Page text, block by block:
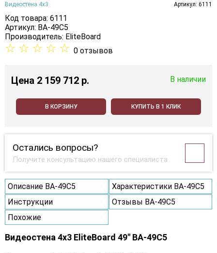
Видеостена 4х3 Артикул: 6111
Код товара: 6111
Артикул: BA-49C5
Производитель: EliteBoard
☆ ☆ ☆ ☆ ☆ 0 отзывов
Цена 2 159 712 p. В наличии
В КОРЗИНУ КУПИТЬ В 1 КЛИК
Остались вопросы?
Получите консультацию нашего специалиста
Описание BA-49C5
Характеристики BA-49C5
Инструкции
Отзывы BA-49C5
Похожие
Видеостена 4x3 EliteBoard 49" BA-49C5